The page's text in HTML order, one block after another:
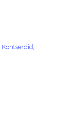
Kontserdid,